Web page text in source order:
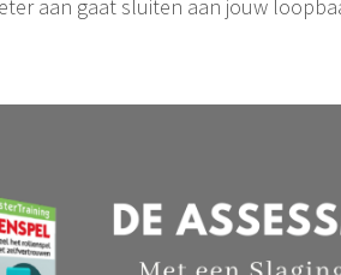
aan gaat sluiten aan jouw